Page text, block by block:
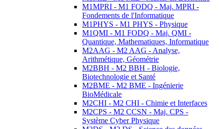
M1MPRI - M1 FODQ - Maj. MPRI -
Fondements de l'Informatique
M1PHYS - M1 PHYS - Physique
M1QMI - M1 FODQ - Maj. QMI -
Quantique, Mathematiques, Informatique
M2AAG - M2 AAG - Analyse,
Arithmétique, Géométrie
M2BBH - M2 BBH - Biologie,
Biotechnologie et Santé
M2BME - M2 BME - Ingénierie
BioMédicale
M2CHI - M2 CHI - Chimie et Interfaces
M2CPS - M2 CCSN - Maj. CPS -
Système Cyber Physique